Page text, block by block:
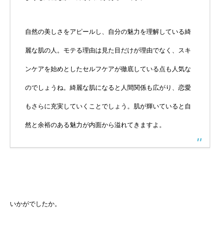
自然の美しさをアピールし、自分の魅力を理解している綺
麗な肌の人。モテる理由は見た目だけが理由でなく、スキ
ンケアを始めとしたセルフケアが徹底している点も人気な
のでしょうね。綺麗な肌になると人間関係も広がり、恋愛
もさらに充実していくことでしょう。肌が輝いていると自
然と余裕のある魅力が内面から溢れてきますよ。
いかがでしたか。